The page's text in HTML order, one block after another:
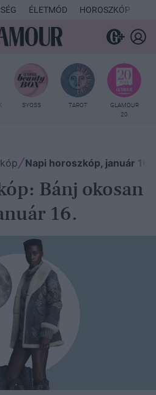
ÉLETMÓD HOROSZKÓP
SYOSS TAROT
GLAMOUR
20
Napi horoszkóp, január 16.
Bánj okosan
16.